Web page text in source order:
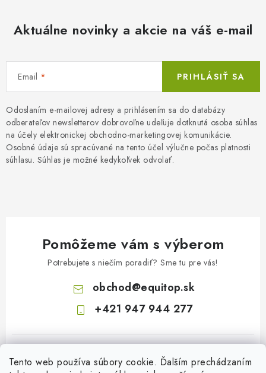
Tento web používa súbory cookie. Ďalším prechádzaním
Aktuálne novinky a akcie na váš e-mail
Email
Odoslaním e-mailovej adresy a prihlásením sa do databázy
odberateľov newsletterov dobrovoľne udeľuje dotknutá osoba súhlas
na účely elektronickej obchodno-marketingovej komunikácie.
Osobné údaje sú spracúvané na tento účel výlučne počas platnosti
súhlasu. Súhlas je možné kedykoľvek odvolať.
PRIHLÁSIŤ SA
Pomôžeme vám s výberom
Potrebujete s niečím poradiť? Sme tu pre vás!
obchod@equitop.sk
+421 947 944 277